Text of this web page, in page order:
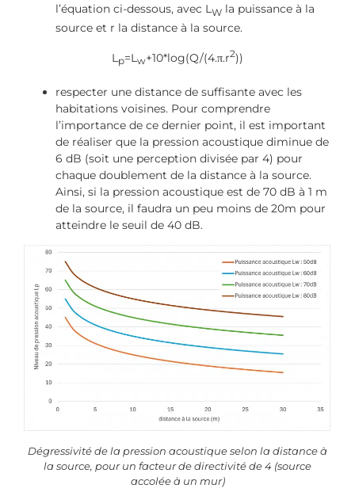
l’équation ci-dessous, avec LW la puissance à la
source et r la distance à la source.
L p=L w+10*log(Q/(4.π.r2))
respecter une distance de suffisante avec les
habitations voisines. Pour comprendre
l’importance de ce dernier point, il est important
de réaliser que la pression acoustique diminue de
6 dB (soit une perception divisée par 4) pour
chaque doublement de la distance à la source.
Ainsi, si la pression acoustique est de 70 dB à 1 m
de la source, il faudra un peu moins de 20m pour
atteindre le seuil de 40 dB.
Dégressivité de la pression acoustique selon la distance à
la source, pour un facteur de directivité de 4 (source
accolée à un mur)